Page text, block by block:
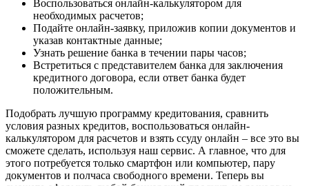
Воспользоваться онлайн-калькулятором для
необходимых расчетов;
Подайте онлайн-заявку, приложив копии документов и
указав контактные данные;
Узнать решение банка в течении пары часов;
Встретиться с представителем банка для заключения
кредитного договора, если ответ банка будет
положительным.
Подобрать лучшую программу кредитования, сравнить
условия разных кредитов, воспользоваться онлайн-
калькулятором для расчетов и взять ссуду онлайн – все это вы
сможете сделать, используя наш сервис. А главное, что для
этого потребуется только смартфон или компьютер, пару
документов и полчаса свободного времени. Теперь вы